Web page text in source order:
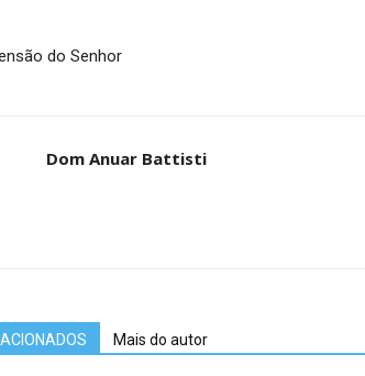
do Senhor
Dom Anuar Battisti
Mais do autor